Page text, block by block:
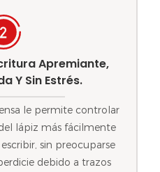
Apremiante,
Y Sin Estrés.
le permite controlar
lápiz más fácilmente
sin preocuparse
debido a trazos